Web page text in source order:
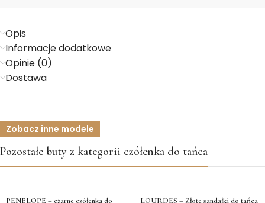
Opis
Informacje dodatkowe
Opinie (0)
Dostawa
Zobacz inne modele
Pozostałe buty z kategorii czółenka do tańca
PENELOPE – czarne czółenka do
LOURDES – Złote sandałki do tańca